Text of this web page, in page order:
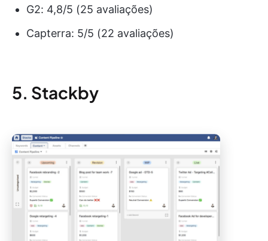
G2: 4,8/5 (25 avaliações)
Capterra: 5/5 (22 avaliações)
5. Stackby